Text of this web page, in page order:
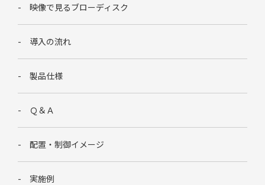
映像で見るブローディスク
導入の流れ
製品仕様
Ｑ＆Ａ
配置・制御イメージ
実施例